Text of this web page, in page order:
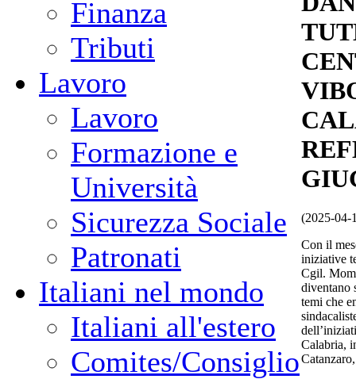
Finanza
Tributi
Lavoro
Lavoro
Formazione e
Università
Sicurezza Sociale
Patronati
Italiani nel mondo
Italiani all'estero
Comites/Consiglio
(2025-04-
Con il
iniziative
Cgil.
diventano
temi che
Calabria,